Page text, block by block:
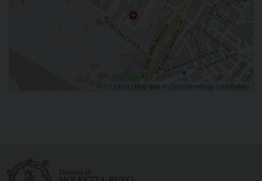
Leaflet | Map data © OpenStreetMap contributors